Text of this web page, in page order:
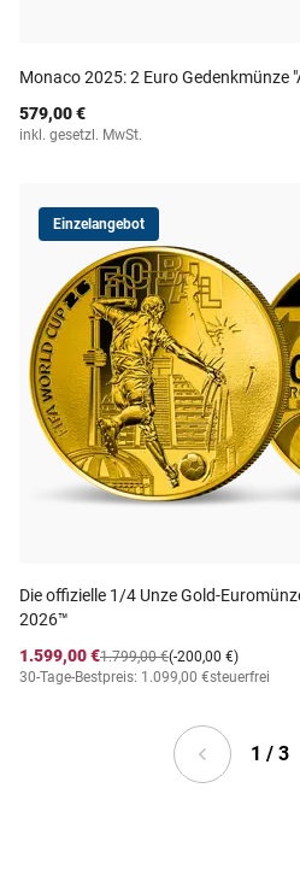
Monaco 2025: 2 Euro Gedenkmünze
579,00 €
inkl. gesetzl. MwSt.
Einzelangebot
Die offizielle 1/4 Unze Gold-
2026™
1.599,00 €
(-200,00 €)
1.799,00 €
30-Tage-Bestpreis: 1.099,00 €steuerfrei
1 / 3